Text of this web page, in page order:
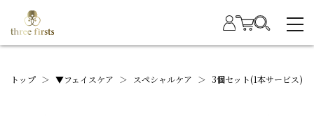
トップ ＞ ▼フェイスケア ＞ スペシャルケア ＞ 3個セット(1本サービス)